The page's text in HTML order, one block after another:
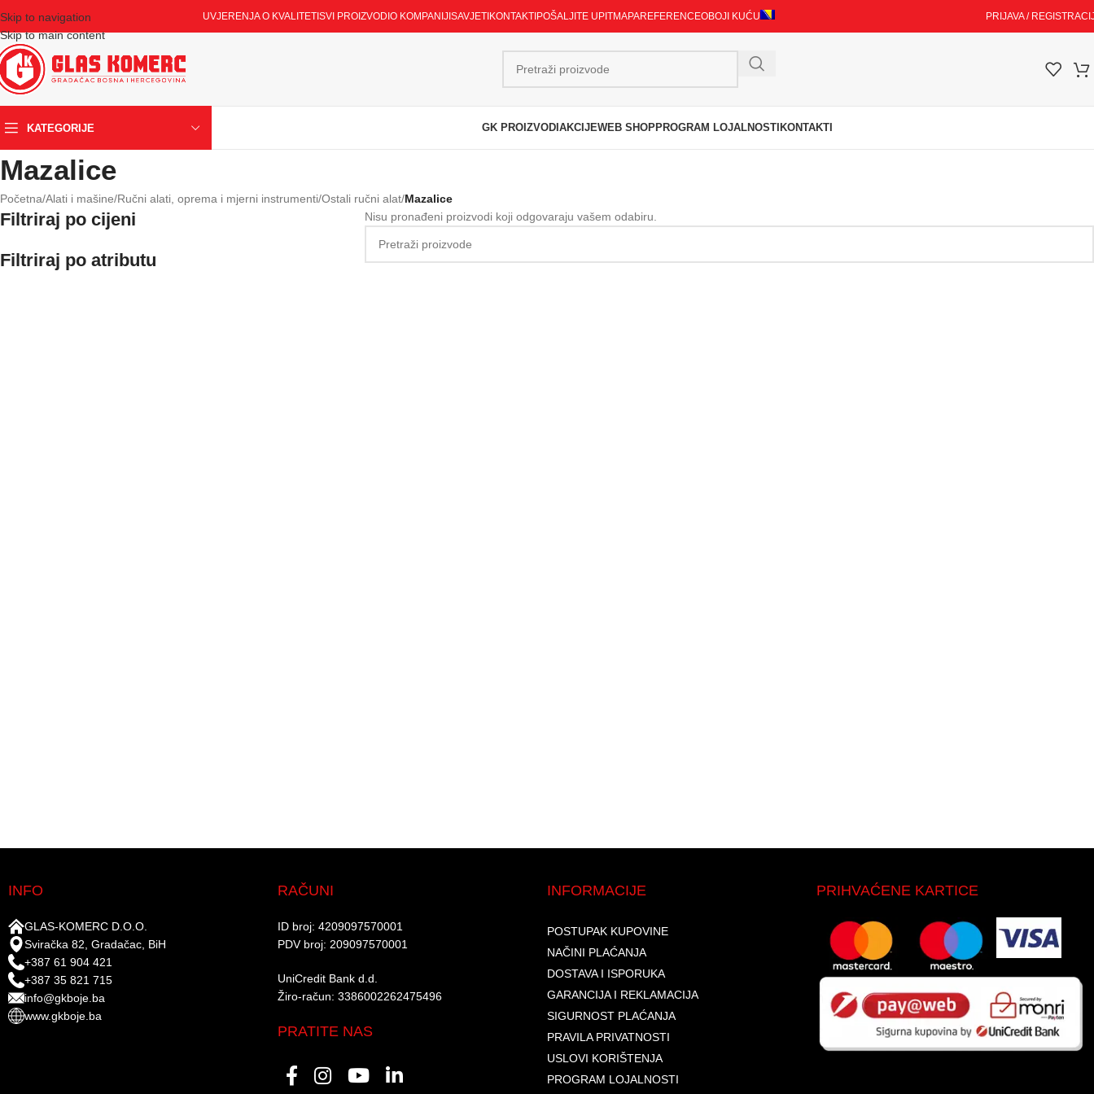
Skip to navigation
Skip to main content
UVJERENJA O KVALITETI SVI PROIZVODI O KOMPANIJI SAVJETI KONTAKTI POŠALJITE UPITMAPAREFERENCEOBOJI KUĆU PRIJAVA /
KATEGORIJE GK PROIZVODI AKCIJEWEB SHOPPROGRAM LOJALNOSTI KONTAKTI
Mazalice
Početna/Alati i mašine/Ručni alati, oprema i mjerni instrumenti/Ostali ručni alat/Mazalice
Filtriraj po cijeni
Filtriraj po atributu
Nisu pronađeni proizvodi koji odgovaraju vašem odabiru.
INFO
GLAS-KOMERC D.O.O.
Sviračka 82, Gradačac, BiH
+387 61 904 421
+387 35 821 715
info@gkboje.ba
www.gkboje.ba
RAČUNI
ID broj: 4209097570001​
PDV broj: 209097570001 ​
UniCredit Bank d.d.​
Žiro-račun: 3386002262475496​​
PRATITE NAS
INFORMACIJE
POSTUPAK KUPOVINE
NAČINI PLAĆANJA
DOSTAVA I ISPORUKA
GARANCIJA I REKLAMACIJA
SIGURNOST PLAĆANJA
PRAVILA PRIVATNOSTI
USLOVI KORIŠTENJA
PROGRAM LOJALNOSTI
PRIHVAĆENE KARTICE